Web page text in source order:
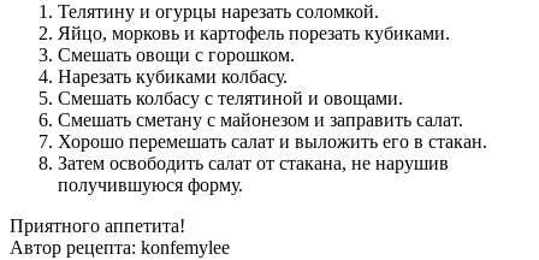
Телятину и огурцы нарезать соломкой.
Яйцо, морковь и картофель порезать кубиками.
Смешать овощи с горошком.
Нарезать кубиками колбасу.
Смешать колбасу с телятиной и овощами.
Смешать сметану с майонезом и заправить салат.
Хорошо перемешать салат и выложить его в стакан.
Затем освободить салат от стакана, не нарушив
получившуюся форму.
Приятного аппетита!
Автор рецепта: konfemylee